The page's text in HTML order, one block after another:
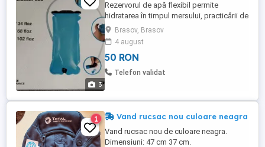
3
Rezervorul de apă flexibil permite
hidratarea în timpul mersului, practicării de
trekking și drumeție. Capacitate volum 2
litrii Simplă, fără terina Pret: 50ron Water
bladder 500 Tetină cu 2 poziții: închisă
deschisă, deschidere largă, pentru
umplere ușoară. Banda culisantă permite
Brasov, Brasov
4 august
50 RON
Telefon validat
1 Vand rucsac nou culoare neagra
Vand rucsac nou de culoare neagra.
Dimensiuni: 47 cm 37 cm.